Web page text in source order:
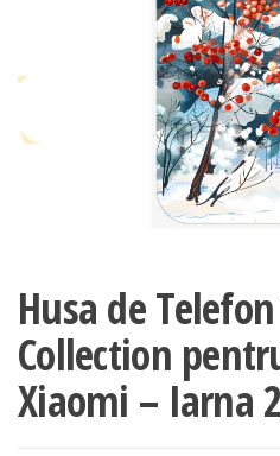
Husa de
Collection
Xiaomi – Iarna